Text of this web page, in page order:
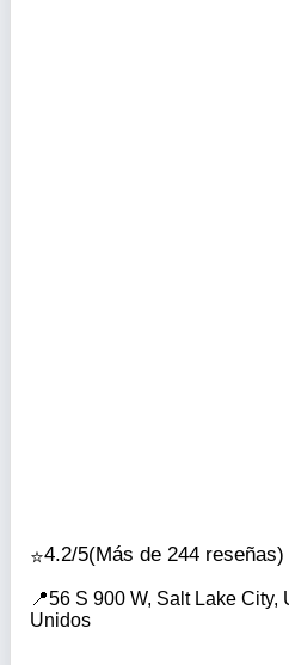
4.2/5(Más de 244 reseñas)
56 S 900 W, Salt Lake City,
Unidos